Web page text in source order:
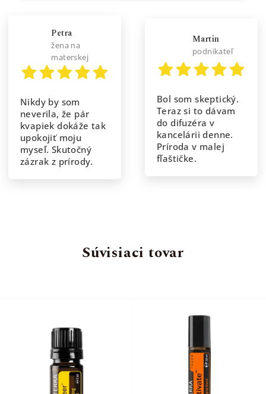
Petra
žena na
materskej
Nikdy by som
neverila, že pár
kvapiek dokáže tak
upokojiť moju
myseľ. Skutočný
zázrak z prírody.
Martin
podnikateľ
Bol som skeptický.
Teraz si to dávam
do difuzéra v
kancelárii denne.
Príroda v malej
fľaštičke.
Súvisiaci tovar